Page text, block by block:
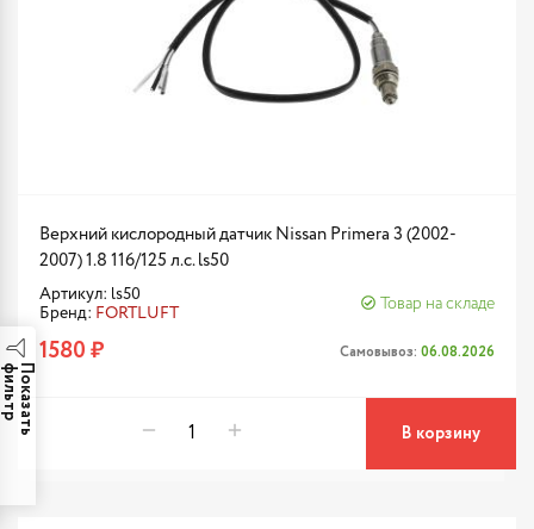
П
о
к
а
з
а
т
ь
ф
и
л
ь
т
Верхний кислородный датчик Nissan Primera 3 (2002-
2007) 1.8 116/125 л.с. ls50
Артикул: ls50
Бренд: FORTLUFT
Товар на складе
1580 ₽ Самовывоз: 06.08.2026
В корзину